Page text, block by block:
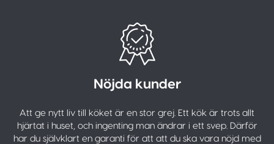
Nöjda kunder
Att ge nytt liv till köket är en stor grej. Ett kök är trots allt
hjärtat i huset, och ingenting man ändrar i ett svep. Därför
har du självklart en garanti för att att du ska vara nöjd med